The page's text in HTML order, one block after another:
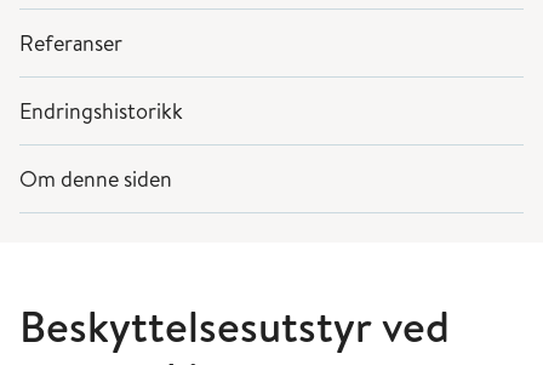
Referanser
Endringshistorikk
Om denne siden
Beskyttelsesutstyr ved